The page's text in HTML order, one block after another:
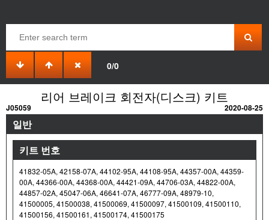
0/0
리어 브레이크 회전자(디스크) 키트
J05059 2020-08-25
일반
키트 번호
41832-05A, 42158-07A, 44102-95A, 44108-95A, 44357-00A, 44359-
00A, 44366-00A, 44368-00A, 44421-09A, 44706-03A, 44822-00A,
44857-02A, 45047-06A, 46641-07A, 46777-09A, 48979-10,
41500005, 41500038, 41500069, 41500097, 41500109, 41500110,
41500156, 41500161, 41500174, 41500175